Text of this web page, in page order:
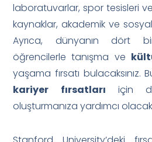
laboratuvarlar, spor tesisleri
kaynaklar, akademik ve
Ayrıca, dünyanın dört
öğrencilerle tanışma ve
yaşama fırsatı bulacaksınız.
kariyer fırsatları için
oluşturmanıza yardımcı